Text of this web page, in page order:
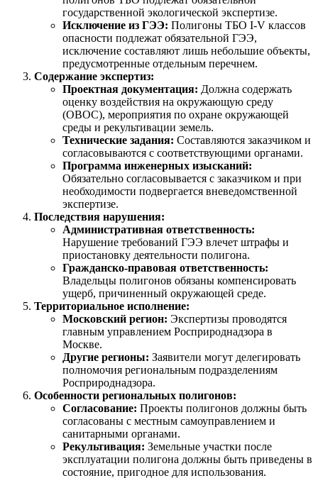
государственной экологической экспертизе.
Исключение из ГЭЭ: Полигоны ТБО I-V классов
опасности подлежат обязательной ГЭЭ,
исключение составляют лишь небольшие объекты,
предусмотренные отдельным перечнем.
Содержание экспертиз:
Проектная документация: Должна содержать
оценку воздействия на окружающую среду
(ОВОС), мероприятия по охране окружающей
среды и рекультивации земель.
Технические задания: Составляются заказчиком и
согласовываются с соответствующими органами.
Программа инженерных изысканий:
Обязательно согласовывается с заказчиком и при
необходимости подвергается вневедомственной
экспертизе.
Последствия нарушения:
Административная ответственность:
Нарушение требований ГЭЭ влечет штрафы и
приостановку деятельности полигона.
Гражданско-правовая ответственность:
Владельцы полигонов обязаны компенсировать
ущерб, причиненный окружающей среде.
Территориальное исполнение:
Московский регион: Экспертизы проводятся
главным управлением Росприроднадзора в
Москве.
Другие регионы: Заявители могут делегировать
полномочия региональным подразделениям
Росприроднадзора.
Особенности региональных полигонов:
Согласование: Проекты полигонов должны быть
согласованы с местным самоуправлением и
санитарными органами.
Рекультивация: Земельные участки после
эксплуатации полигона должны быть приведены в
состояние, пригодное для использования.